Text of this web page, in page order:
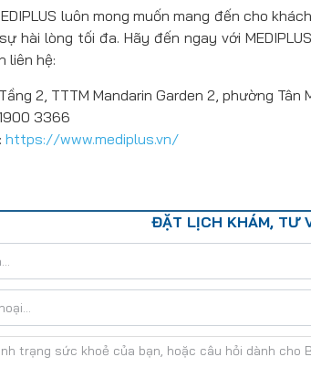
luôn mong muốn mang đến cho
hài lòng tối đa. Hãy đến ngay với
liên hệ:
2, TTTM Mandarin Garden 2, phường Tân
3366
https://www.mediplus.vn/
ĐẶT LỊCH KHÁM, TƯ